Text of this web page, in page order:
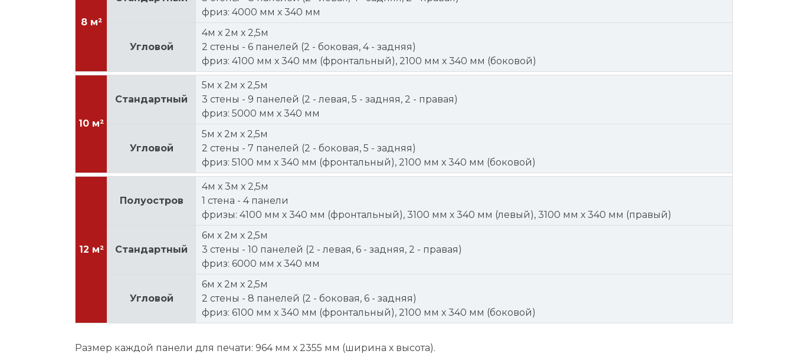
8 м²
фриз: 4000 мм х 340 мм
Угловой
4м х 2м х 2,5м
2 стены - 6 панелей (2 - боковая, 4 - задняя)
фриз: 4100 мм х 340 мм (фронтальный), 2100 мм х 340 мм (боковой)
10 м²
Стандартный
5м х 2м х 2,5м
3 стены - 9 панелей (2 - левая, 5 - задняя, 2 - правая)
фриз: 5000 мм х 340 мм
Угловой
5м х 2м х 2,5м
2 стены - 7 панелей (2 - боковая, 5 - задняя)
фриз: 5100 мм х 340 мм (фронтальный), 2100 мм х 340 мм (боковой)
12 м²
Полуостров
4м х 3м х 2,5м
1 стена - 4 панели
фризы: 4100 мм х 340 мм (фронтальный), 3100 мм х 340 мм (левый), 3100 мм х 340 мм (правый)
Стандартный
6м х 2м х 2,5м
3 стены - 10 панелей (2 - левая, 6 - задняя, 2 - правая)
фриз: 6000 мм х 340 мм
Угловой
6м х 2м х 2,5м
2 стены - 8 панелей (2 - боковая, 6 - задняя)
фриз: 6100 мм х 340 мм (фронтальный), 2100 мм х 340 мм (боковой)
Размер каждой панели для печати: 964 мм х 2355 мм (ширина х высота).